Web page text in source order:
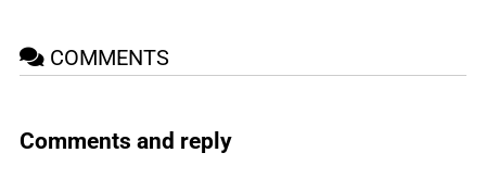
COMMENTS
Comments and reply